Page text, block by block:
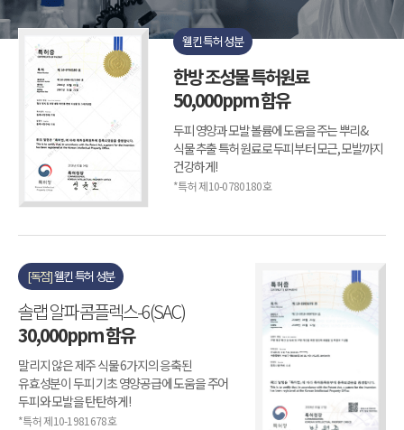
웰킨 특허 성분
한방 조성물 특허원료
50,000ppm 함유
두피 영양과 모발 볼륨에 도움을 주는 뿌리&
식물 추출 특허 원료로 두피부터 모근, 모발까지
건강하게!
*특허 제10-0780180호
[독점]웰킨 특허 성분
솔랩 알파 콤플렉스-6(SAC)
30,000ppm 함유
말리지 않은 제주 식물 6가지의 응축된
유효성분이 두피 기초 영양공급에 도움을 주어
두피와 모발을 탄탄하게!
*특허 제10-1981678호